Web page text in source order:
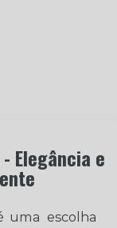
Elegância e
uma escolha